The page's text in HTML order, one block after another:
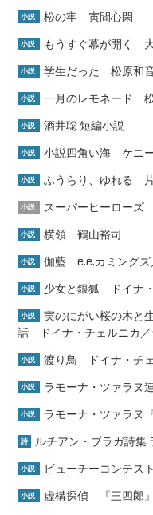
小説 松の牢 寅間心閑
小説 もうすぐ幕が開く
小説 学生だった 松原和
小説 一月のレモネード
小説 酒井聡 短編小説
小説 小説四角い海 ケニ
小説 ふうらり、ゆれる
小説 スーパーヒーローズ
小説 横領 鶴山裕司
小説 伽藍 e.e.カミングズ
小説 少女と銀狐 ドイナ
小説
実のにがい桜の木と
話 ドイナ・チェルニカ／
小説 渡り鳥 ドイナ・チ
小説 ラモーナ・ツァラヌ
小説 ラモーナ・ツァラヌ
詩 ルチアン・ブラガ詩集
小説 ビューチーコンテス
小説 虚構探偵―『三四